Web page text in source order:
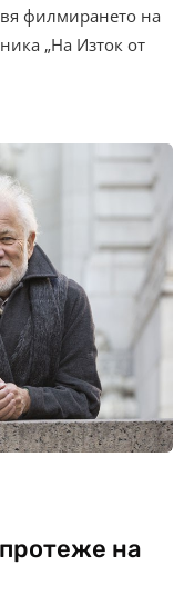
филмирането на
„На Изток от
на